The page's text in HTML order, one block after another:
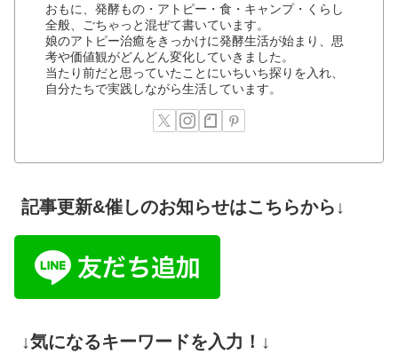
おもに、発酵もの・アトピー・食・キャンプ・くらし
全般、ごちゃっと混ぜて書いています。
娘のアトピー治癒をきっかけに発酵生活が始まり、思
考や価値観がどんどん変化していきました。
当たり前だと思っていたことにいちいち探りを入れ、
自分たちで実践しながら生活しています。
記事更新&催しのお知らせはこちらから↓
↓気になるキーワードを入力！↓